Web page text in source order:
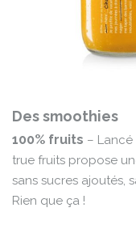
Des smoothies
100% fruits – Lancé
true fruits propose
sans sucres ajoutés,
Rien que ça !